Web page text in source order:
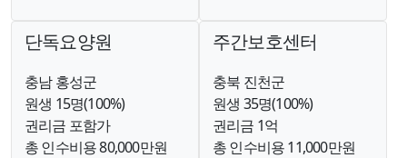
단독요양원
충남 홍성군
원생 15명(100%)
권리금 포함가
총 인수비용 80,000만원
주간보호센터
충북 진천군
원생 35명(100%)
권리금 1억
총 인수비용 11,000만원